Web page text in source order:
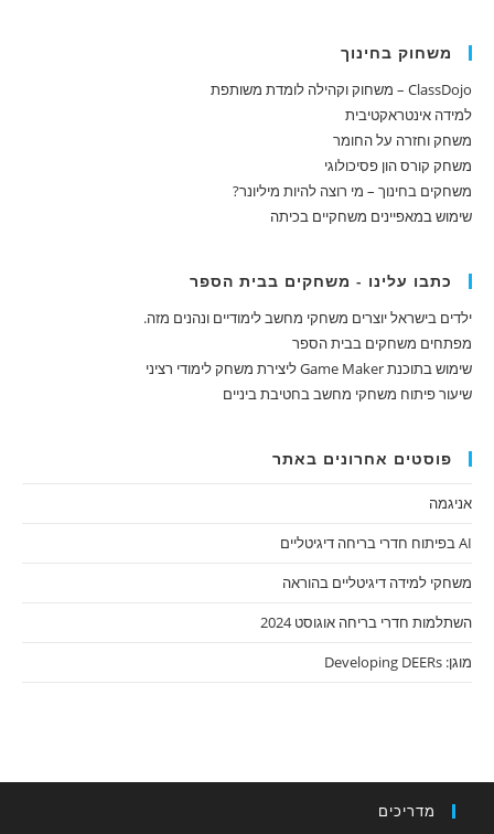
משחוק בחינוך
ClassDojo – משחוק וקהילה לומדת משותפת
למידה אינטראקטיבית
משחק וחזרה על החומר
משחק קורס הון פסיכולוגי
משחקים בחינוך – מי רוצה להיות מיליונר?
שימוש במאפיינים משחקיים בכיתה
כתבו עלינו - משחקים בבית הספר
ילדים בישראל יוצרים משחקי מחשב לימודיים ונהנים מזה.
מפתחים משחקים בבית הספר
שימוש בתוכנת Game Maker ליצירת משחק לימודי רציני
שיעור פיתוח משחקי מחשב בחטיבת ביניים
פוסטים אחרונים באתר
אניגמה
AI בפיתוח חדרי בריחה דיגיטליים
משחקי למידה דיגיטליים בהוראה
השתלמות חדרי בריחה אוגוסט 2024
מוגן: Developing DEERs
מדריכים